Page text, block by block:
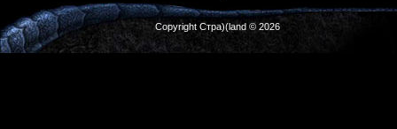
Copyright Стра)(land © 2026